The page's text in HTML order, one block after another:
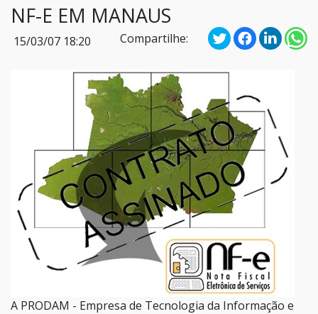
NF-E EM MANAUS
15/03/07 18:20 Compartilhe:
A PRODAM - Empresa de Tecnologia da Informação e